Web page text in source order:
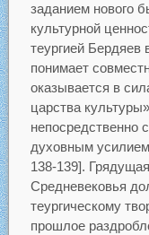
заданием нового
культурной
теургией
понимает
оказывается в
царства
непосредственно
духовным
138-139].
Средневековья
теургическому
прошлое